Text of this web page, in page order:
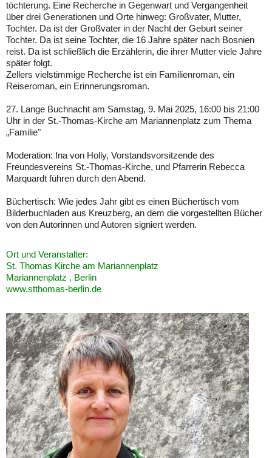
töchterung. Eine Recherche in Gegenwart und Vergangenheit
über drei Generationen und Orte hinweg: Großvater, Mutter,
Tochter. Da ist der Großvater in der Nacht der Geburt seiner
Tochter. Da ist seine Tochter, die 16 Jahre später nach Bosnien
reist. Da ist schließlich die Erzählerin, die ihrer Mutter viele Jahre
später folgt.
Zellers vielstimmige Recherche ist ein Familienroman, ein
Reiseroman, ein Erinnerungsroman.
27. Lange Buchnacht am Samstag, 9. Mai 2025, 16:00 bis 21:00
Uhr in der St.-Thomas-Kirche am Mariannenplatz zum Thema
„Familie"
Moderation: Ina von Holly, Vorstandsvorsitzende des
Freundesvereins St.-Thomas-Kirche, und Pfarrerin Rebecca
Marquardt führen durch den Abend.
Büchertisch: Wie jedes Jahr gibt es einen Büchertisch vom
Bilderbuchladen aus Kreuzberg, an dem die vorgestellten Bücher
von den Autorinnen und Autoren signiert werden.
Ort und Veranstalter:
St. Thomas Kirche am Mariannenplatz
Mariannenplatz , Berlin
www.stthomas-berlin.de